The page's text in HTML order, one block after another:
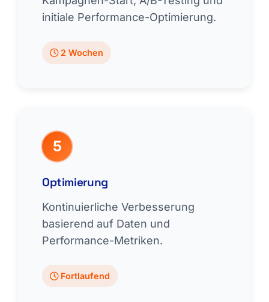
initiale Performance-Optimierung.
2 Wochen
5
Optimierung
Kontinuierliche Verbesserung
basierend auf Daten und
Performance-Metriken.
Fortlaufend